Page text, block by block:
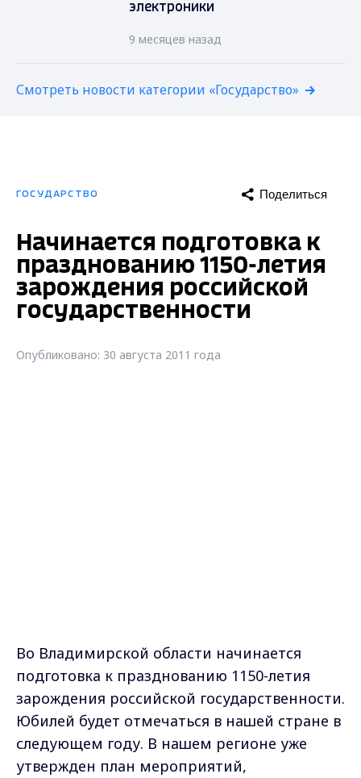
электроники
9 месяцев назад
Смотреть новости категории «Государство»
ГОСУДАРСТВО Поделиться
Начинается подготовка к
празднованию 1150-летия
зарождения российской
государственности
Опубликовано: 30 августа 2011 года
театральный фестиваль «У Золотых ворот» -
его Владимир примет уже в сентябре этого
года, театрализованный праздник «Россия.
Родина. Любовь.» - он пройдет в областном
центре 10 июня 2012года, 6-8 июля Муром
будет ждать поклонников народной